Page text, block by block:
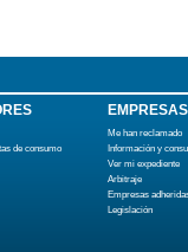
de consumo
EMPRESAS
Me han reclamado
Información y
Ver mi expediente
Arbitraje
Empresas
Legislación